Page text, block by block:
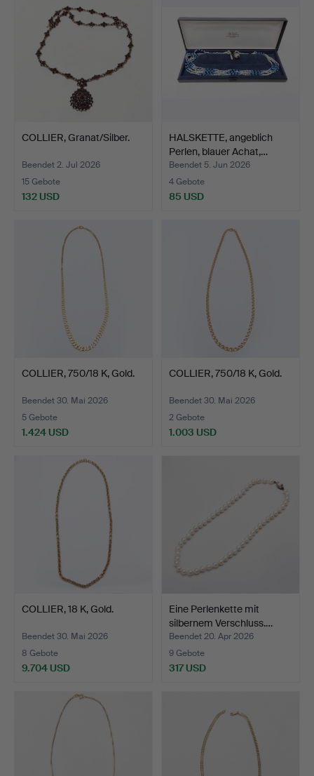
COLLIER, Granat/Silber.
Beendet 2. Jul 2026
15 Gebote
132 USD
HALSKETTE, angeblich
Perlen, blauer Achat,…
Beendet 5. Jun 2026
4 Gebote
85 USD
COLLIER, 750/18 K, Gold.
Beendet 30. Mai 2026
5 Gebote
1.424 USD
COLLIER, 750/18 K, Gold.
Beendet 30. Mai 2026
2 Gebote
1.003 USD
COLLIER, 18 K, Gold.
Beendet 30. Mai 2026
8 Gebote
9.704 USD
Eine Perlenkette mit
silbernem Verschluss.…
Beendet 20. Apr 2026
9 Gebote
317 USD